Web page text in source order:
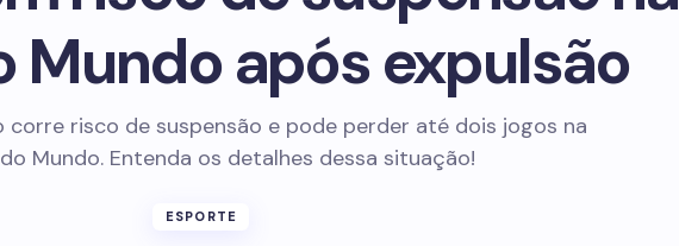
Mundo após expulsão
corre risco de suspensão e pode perder até dois jogos na
Mundo. Entenda os detalhes dessa situação!
ESPORTE